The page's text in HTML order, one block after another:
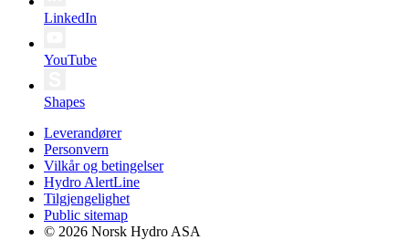
LinkedIn
YouTube
Shapes
Leverandører
Personvern
Vilkår og betingelser
Hydro AlertLine
Tilgjengelighet
Public sitemap
© 2026 Norsk Hydro ASA